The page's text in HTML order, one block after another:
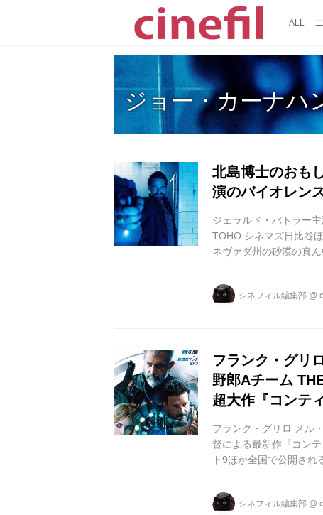
ALL
ジョー・カーナハ
北島博士のおも
演のバイオレン
ジェラルド・バトラー
TOHO シネマズ日比谷
ネヴァダ州の砂漠の真
ほどフォーカスされる
カーチェイス、牧場で
シネフィル編集部 @
フランク・グリ
野郎Aチーム
超大作『コンテ
フランク・グリロ メル
督による最新作『コン
ト9ほか全国で公開さ
い込まれる同じ1日を
け出せるのか?なぜ狙わ
シネフィル編集部 @